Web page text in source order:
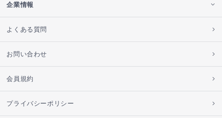
企業情報
よくある質問
お問い合わせ
会員規約
プライバシーポリシー